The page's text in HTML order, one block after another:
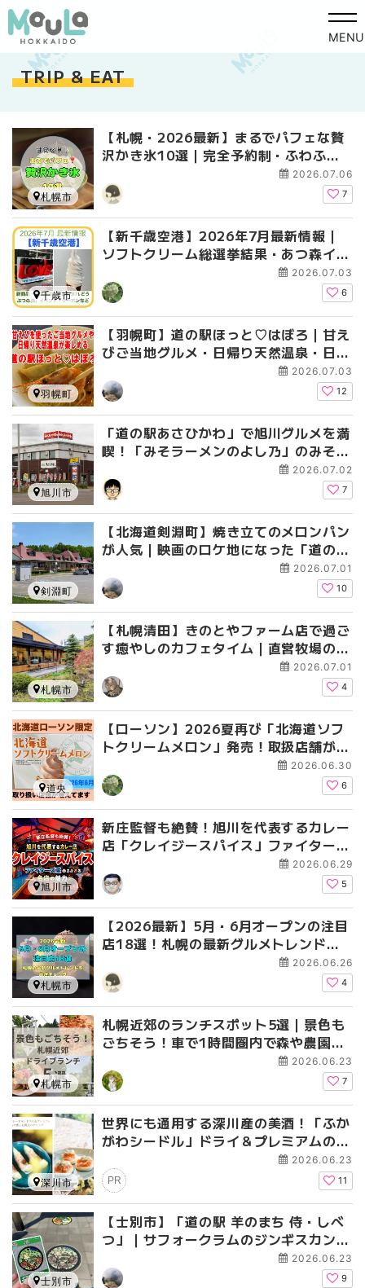
MENU
TRIP & EAT
【札幌・2026最新】まるでパフェな贅
沢かき氷10選｜完全予約制・ふわふわ
食感の人気店を厳選【甘党必見】2026.07.06
7
札幌市
【新千歳空港】2026年7月最新情報｜
ソフトクリーム総選挙結果・あつ森イベ
ント・限定商品・お得クーポンまとめ
2026.07.03
6
千歳市
【羽幌町】道の駅ほっと♡はぼろ｜甘え
びご当地グルメ・日帰り天然温泉・日本
2026.07.03
12
羽幌町
「道の駅あさひかわ」で旭川グルメを満
喫！「みそラーメンのよし乃」のみそラ
ーメンや周辺観光・温泉も一挙紹介2026.07.02
7
旭川市
【北海道剣淵町】焼き立てのメロンパン
が人気｜映画のロケ地になった「道の駅
2026.07.01
10
剣淵町
【札幌清田】きのとやファーム店で過ご
す癒やしのカフェタイム｜直営牧場の放
牧牛乳とアップルパイに感動♪ 2026.07.01
4
札幌市
【ローソン】2026夏再び「北海道ソフ
トクリームメロン」発売！取扱店舗が9
3店に拡大、全店舗一覧をチェック！
2026.06.30
6
道央
新庄監督も絶賛！旭川を代表するカレー
店「クレイジースパイス」ファイターズ
2026.06.29
5
旭川市
【2026最新】5月・6月オープンの注目
店18選！札幌の最新グルメトレンドを
2026.06.26
4
札幌市
札幌近郊のランチスポット5選｜景色も
ごちそう！車で1時間圏内で森や農園な
2026.06.23
7
札幌市
世界にも通用する深川産の美酒！「ふか
がわシードル」ドライ＆プレミアムの深
遠なる魅力と、おうちで楽しむ極上ペア
リング
2026.06.23
PR 11
深川市
【士別市】「道の駅 羊のまち 侍・しべ
つ」｜サフォークラムのジンギスカン・
ポケふた・マンホールカードも2026.06.23
9
士別市